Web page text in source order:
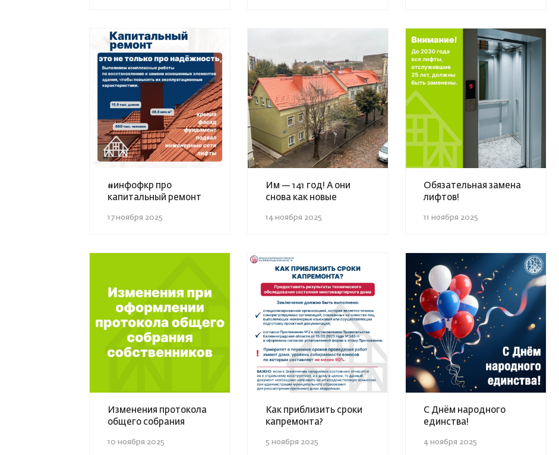
#инфофкр про
капитальный ремонт
17 ноября 2025
Им — 141 год! А они
снова как новые
14 ноября 2025
Обязательная замена
лифтов!
11 ноября 2025
Изменения протокола
общего собрания
10 ноября 2025
Как приблизить сроки
капремонта?
5 ноября 2025
С Днём народного
единства!
4 ноября 2025